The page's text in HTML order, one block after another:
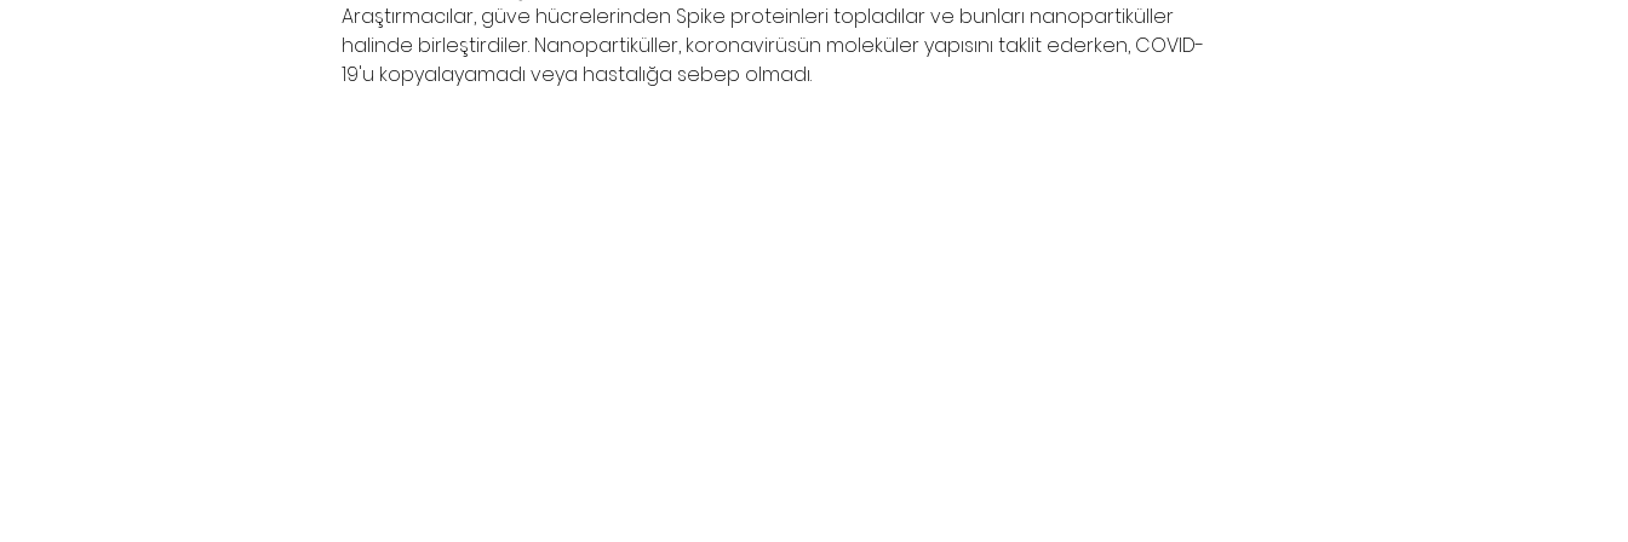
Araştırmacılar, güve hücrelerinden Spike proteinleri topladılar ve bunları nanopartiküller
halinde birleştirdiler. Nanopartiküller, koronavirüsün moleküler yapısını taklit ederken, COVID-
19'u kopyalayamadı veya hastalığa sebep olmadı.